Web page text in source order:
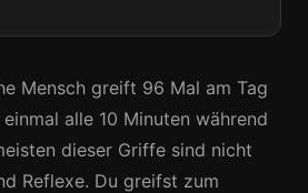
Mensch greift 96 Mal am Tag
alle 10 Minuten während
dieser Griffe sind nicht
Reflexe. Du greifst zum